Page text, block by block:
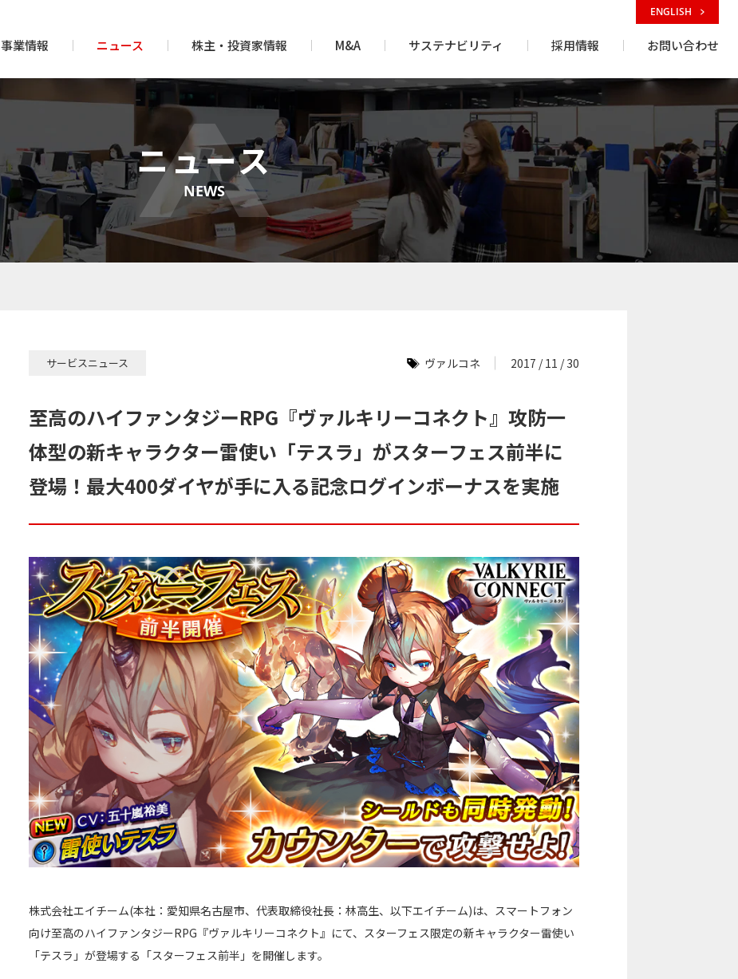
事業情報 ニュース 株主・投資家情報 M&A サステナビリティ 採用情報 お問い合わせ
ENGLISH
ニュース
NEWS
サービスニュース ヴァルコネ 2017 / 11 / 30
至高のハイファンタジーRPG『ヴァルキリーコネクト』攻防一
体型の新キャラクター雷使い「テスラ」がスターフェス前半に
登場！最大400ダイヤが手に入る記念ログインボーナスを実施
株式会社エイチーム(本社：愛知県名古屋市、代表取締役社長：林高生、以下エイチーム)は、スマートフォン
向け至高のハイファンタジーRPG『ヴァルキリーコネクト』にて、スターフェス限定の新キャラクター雷使い
「テスラ」が登場する「スターフェス前半」を開催します。